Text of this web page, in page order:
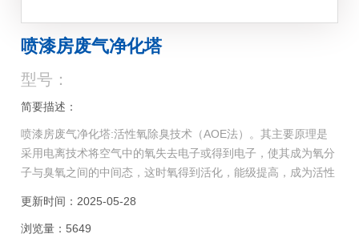
喷漆房废气净化塔
型号：
简要描述：
喷漆房废气净化塔:活性氧除臭技术（AOE法）。其主要原理是
采用电离技术将空气中的氧失去电子或得到电子，使其成为氧分
子与臭氧之间的中间态，这时氧得到活化，能级提高，成为活性
臭成分发生氧化，反应可在数秒内实现。这种反应是自然界大气
自净的主要“能量"，活性氧除臭技术是将自然界中的现象拿到工
更新时间：2025-05-28
浏览量：5649